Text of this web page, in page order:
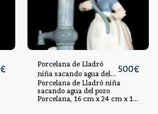
€ Porcelana de Lladró
niña sacando agua del
pozo
500€
Porcelana de Lladró niña
sacando agua del pozo
Porcelana, 16 cm x 24 cm x 16